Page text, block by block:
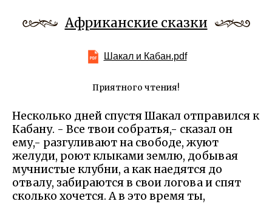
Африканские сказки
Шакал и Кабан.pdf
Приятного чтения!
Несколько дней спустя Шакал отправился к
Кабану. - Все твои собратья,- сказал он
ему,- разгуливают на свободе, жуют
желуди, роют клыками землю, добывая
мучнистые клубни, а как наедятся до
отвалу, забираются в свои логова и спят
сколько хочется. А в это время ты,